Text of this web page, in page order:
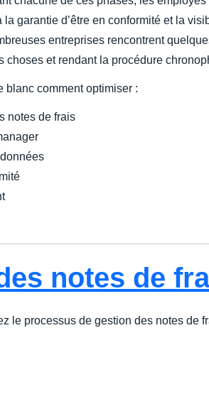
la garantie d’être en conformité et la
entreprises rencontrent
choses et rendant la procédure
blanc comment optimiser :
notes de frais
notes de
le processus de gestion des notes de